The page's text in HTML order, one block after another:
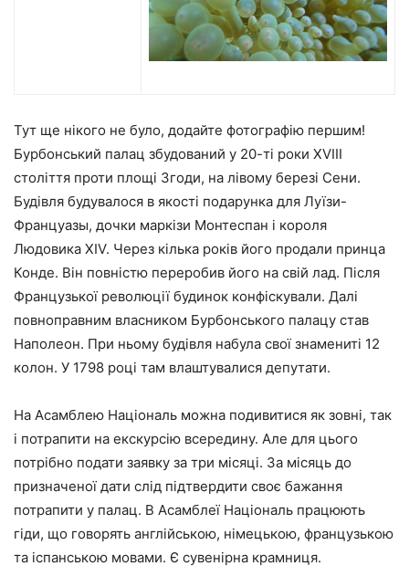
Тут ще нікого не було, додайте фотографію першим!
Бурбонський палац збудований у 20-ті роки XVIII
століття проти площі Згоди, на лівому березі Сени.
Будівля будувалося в якості подарунка для Луїзи-
Француазы, дочки маркізи Монтеспан і короля
Людовика XIV. Через кілька років його продали принца
Конде. Він повністю переробив його на свій лад. Після
Французької революції будинок конфіскували. Далі
повноправним власником Бурбонського палацу став
Наполеон. При ньому будівля набула свої знамениті 12
колон. У 1798 році там влаштувалися депутати.
На Асамблею Національ можна подивитися як зовні, так
і потрапити на екскурсію всередину. Але для цього
потрібно подати заявку за три місяці. За місяць до
призначеної дати слід підтвердити своє бажання
потрапити у палац. В Асамблеї Національ працюють
гіди, що говорять англійською, німецькою, французькою
та іспанською мовами. Є сувенірна крамниця.